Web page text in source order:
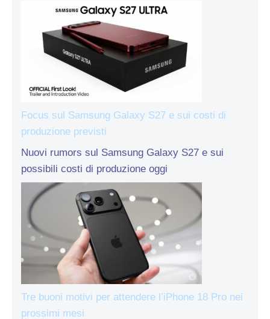
Focus sul Samsung Galaxy S27 e sui costi di
produzione previsti
Nuovi rumors sul Samsung Galaxy S27 e sui
possibili costi di produzione oggi
Tre buoni motivi per attendere l’iPhone 18 Pro nei
prossimi mesi